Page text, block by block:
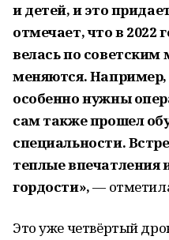
и детей, и это
отмечает, что в 2022
велась по
меняются. Например,
особенно нужны
сам также прошел
специальности.
теплые впечатления
гордости»,—
Это уже четвёртый